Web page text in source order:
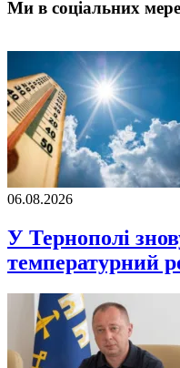
Ми в соціальних
06.08.2026
У Тернополі
температурний